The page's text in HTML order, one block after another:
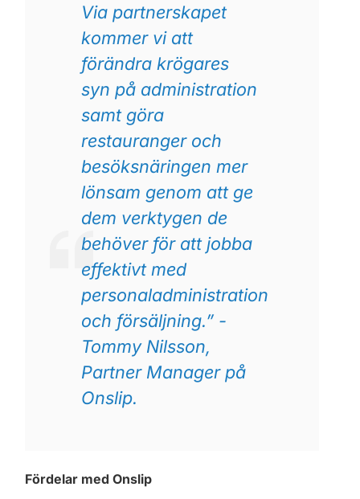
Via partnerskapet
kommer vi att
förändra krögares
syn på administration
samt göra
restauranger och
besöksnäringen mer
lönsam genom att ge
dem verktygen de
behöver för att jobba
effektivt med
personaladministration
och försäljning.” -
Tommy Nilsson,
Partner Manager på
Onslip.
Fördelar med Onslip